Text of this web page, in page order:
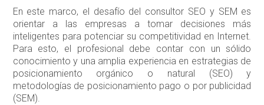
En este marco, el desafío del consultor SEO y SEM es
orientar a las empresas a tomar decisiones más
inteligentes para potenciar su competitividad en Internet.
Para esto, el profesional debe contar con un sólido
conocimiento y una amplia experiencia en estrategias de
posicionamiento orgánico o natural (SEO) y
metodologías de posicionamiento pago o por publicidad
(SEM).